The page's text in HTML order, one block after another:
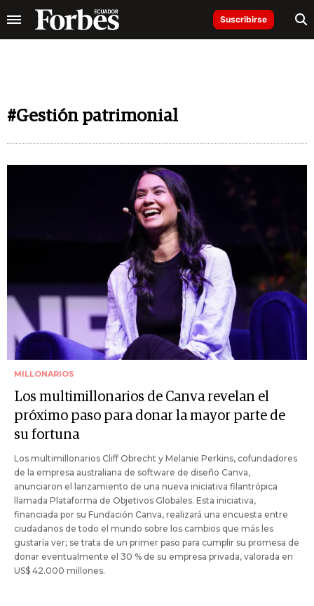
Suscribirse
#Gestión patrimonial
MILLONARIOS
Los multimillonarios de Canva revelan el
próximo paso para donar la mayor parte de
su fortuna
Los multimillonarios Cliff Obrecht y Melanie Perkins, cofundadores
de la empresa australiana de software de diseño Canva,
anunciaron el lanzamiento de una nueva iniciativa filantrópica
llamada Plataforma de Objetivos Globales. Esta iniciativa,
financiada por su Fundación Canva, realizará una encuesta entre
ciudadanos de todo el mundo sobre los cambios que más les
gustaría ver; se trata de un primer paso para cumplir su promesa de
donar eventualmente el 30 % de su empresa privada, valorada en
US$ 42.000 millones.